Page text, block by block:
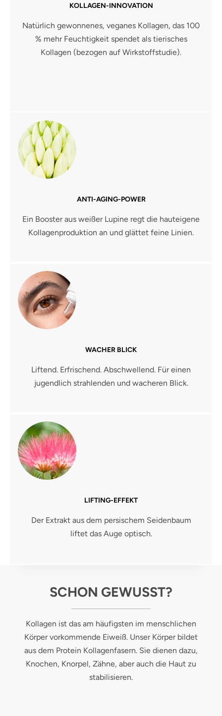
KOLLAGEN-INNOVATION
Natürlich gewonnenes, veganes Kollagen, das 100
% mehr Feuchtigkeit spendet als tierisches
Kollagen (bezogen auf Wirkstoffstudie).
ANTI-AGING-POWER
Ein Booster aus weißer Lupine regt die hauteigene
Kollagenproduktion an und glättet feine Linien.
WACHER BLICK
Liftend. Erfrischend. Abschwellend. Für einen
jugendlich strahlenden und wacheren Blick.
LIFTING-EFFEKT
Der Extrakt aus dem persischem Seidenbaum
liftet das Auge optisch.
SCHON GEWUSST?
Kollagen ist das am häufigsten im menschlichen
Körper vorkommende Eiweiß. Unser Körper bildet
aus dem Protein Kollagenfasern. Sie dienen dazu,
Knochen, Knorpel, Zähne, aber auch die Haut zu
stabilisieren.